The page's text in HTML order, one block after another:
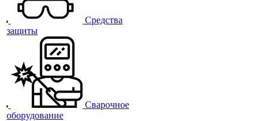
Средства
защиты
Сварочное
оборудование